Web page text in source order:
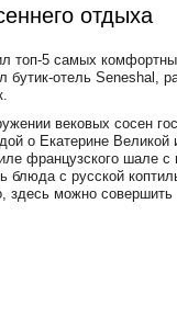
отдыха
топ-5 самых
бутик-отель Seneshal,
вековых сосен
о Екатерине Великой
французского шале
блюда с русской
здесь можно